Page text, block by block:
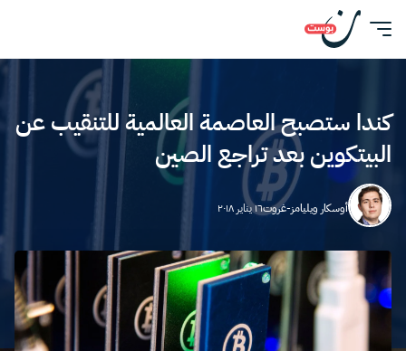
كندا ستصبح العاصمة العالمية للتنقيب عن
البيتكوين بعد تراجع الصين
أوسكار ويليامز-غروت١٦ يناير ٢٠١٨